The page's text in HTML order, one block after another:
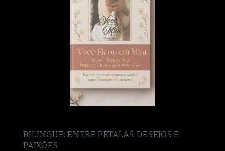
BILINGUE: ENTRE PÉTALAS, DESEJOS E
PAIXÕES